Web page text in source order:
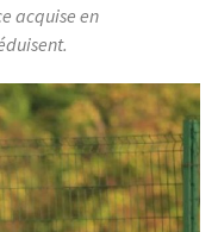
acquise en